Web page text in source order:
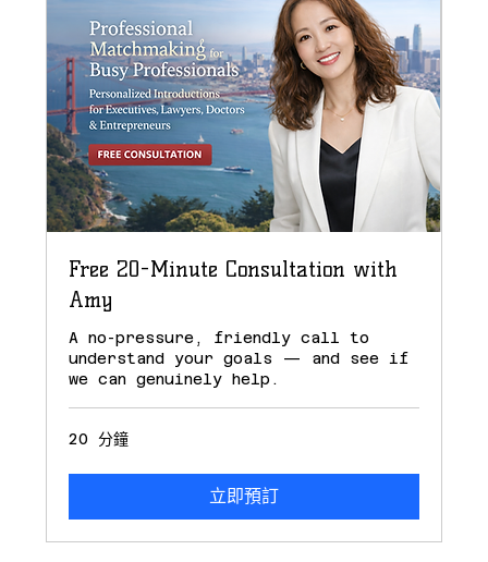
Free 20-Minute Consultation with
Amy
A no-pressure, friendly call to
understand your goals — and see if
we can genuinely help.
20 分鐘
立即預訂